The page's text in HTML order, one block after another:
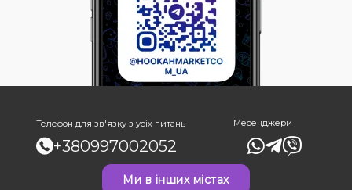
Телефон для зв'язку з усіх питань
+380997002052
Месенджери
Ми в інших містах